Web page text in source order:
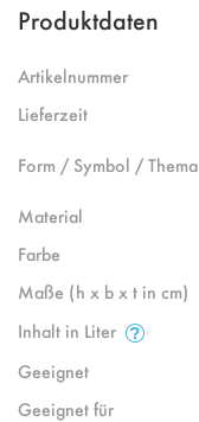
Produktdaten
Artikelnummer
Lieferzeit
Form / Symbol / Thema
Material
Farbe
Maße (h x b x t in cm)
Inhalt in Liter
Geeignet
Geeignet für